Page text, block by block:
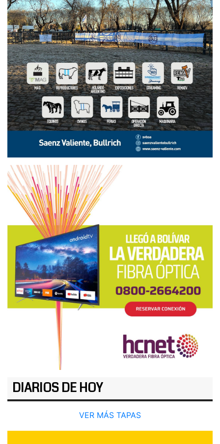
DIARIOS DE HOY
VER MÁS TAPAS